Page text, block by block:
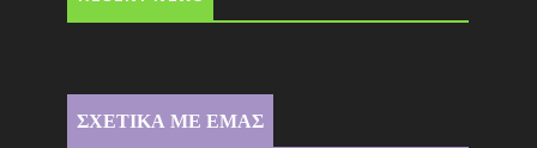
ΣΧΕΤΙΚΑ ΜΕ ΕΜΑΣ